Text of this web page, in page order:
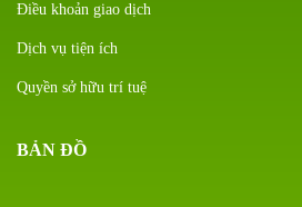
Điều khoản giao dịch
Dịch vụ tiện ích
Quyền sở hữu trí tuệ
BẢN ĐỒ